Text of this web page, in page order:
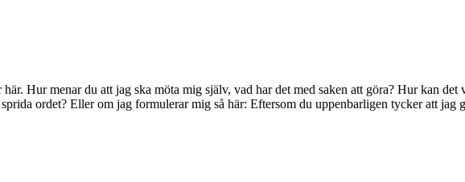
Hur menar du att jag ska möta mig själv, vad har det med saken att göra? Hur kan
ordet? Eller om jag formulerar mig så här: Eftersom du uppenbarligen tycker att jag